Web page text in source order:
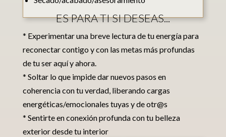
ES PARA TI SI DESEAS...
* Experimentar una breve lectura de tu energía para
reconectar contigo y con las metas más profundas
de tu ser aquí y ahora.
* Soltar lo que impide dar nuevos pasos en
coherencia con tu verdad, liberando cargas
energéticas/emocionales tuyas y de otr@s
* Sentirte en conexión profunda con tu belleza
exterior desde tu interior